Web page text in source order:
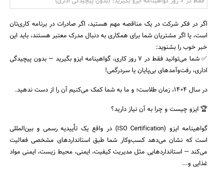
اگر در فکر شرکت در یک مناقصه مهم هستید، اگر صادرات در برنامه کاری‌تان
است، یا اگر مشتریان شما برای همکاری به دنبال مدرک معتبر هستند، باید این
خبر خوب را بشنوید:
✅ شما می‌توانید فقط در ۷ روز کاری، گواهینامه ایزو بگیرید — بدون پیچیدگی
اداری، رفت‌وآمدهای بی‌پایان یا سردرگمی!
در سال ۱۴۰۴، زمان طلاست؛ و ما به شما کمک می‌کنیم آن را از دست ندهید.
🏆 ایزو چیست و چرا به آن نیاز دارید؟
گواهینامه ایزو (ISO Certification) در واقع یک تأییدیه رسمی و بین‌المللی
است که نشان می‌دهد کسب‌وکار شما طبق استانداردهای مشخصی فعالیت
می‌کند — استانداردهایی مثل مدیریت کیفیت، ایمنی، محیط زیست، ایمنی مواد
غذایی و...